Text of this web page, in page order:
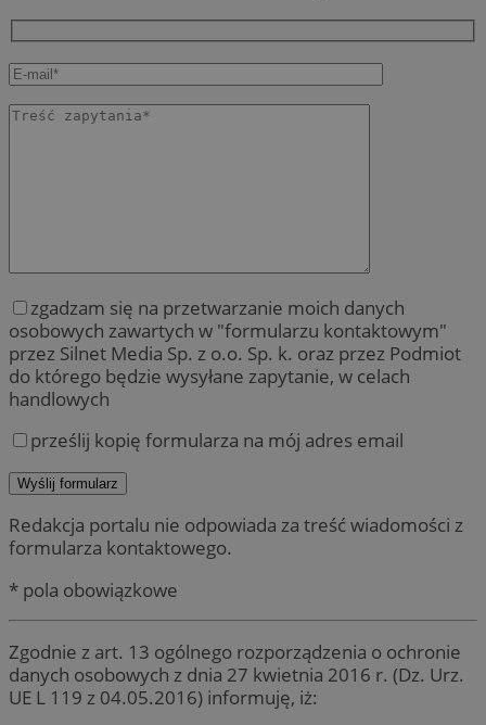
zgadzam się na przetwarzanie moich danych
osobowych zawartych w "formularzu kontaktowym"
przez Silnet Media Sp. z o.o. Sp. k. oraz przez Podmiot
do którego będzie wysyłane zapytanie, w celach
handlowych
prześlij kopię formularza na mój adres email
Redakcja portalu nie odpowiada za treść wiadomości z
formularza kontaktowego.
* pola obowiązkowe
Zgodnie z art. 13 ogólnego rozporządzenia o ochronie
danych osobowych z dnia 27 kwietnia 2016 r. (Dz. Urz.
UE L 119 z 04.05.2016) informuję, iż: